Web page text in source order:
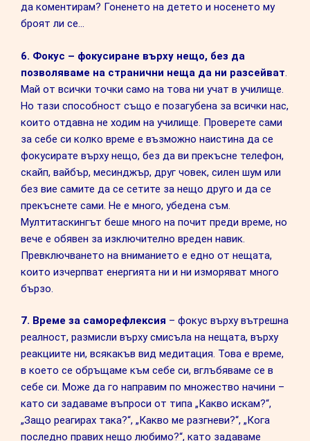
да коментирам? Гоненето на детето и носенето му
броят ли се…
6. Фокус – фокусиране върху нещо, без да
позволяваме на странични неща да ни разсейват.
Май от всички точки само на това ни учат в училище.
Но тази способност също е позагубена за всички нас,
които отдавна не ходим на училище. Проверете сами
за себе си колко време е възможно наистина да се
фокусирате върху нещо, без да ви прекъсне телефон,
скайп, вайбър, месинджър, друг човек, силен шум или
без вие самите да се сетите за нещо друго и да се
прекъснете сами. Не е много, убедена съм.
Мултитаскингът беше много на почит преди време, но
вече е обявен за изключително вреден навик.
Превключването на вниманието е едно от нещата,
които изчерпват енергията ни и ни изморяват много
бързо.
7. Време за саморефлексия – фокус върху вътрешна
реалност, размисли върху смисъла на нещата, върху
реакциите ни, всякакъв вид медитация. Това е време,
в което се обръщаме към себе си, вглъбяваме се в
себе си. Може да го направим по множество начини –
като си задаваме въпроси от типа „Какво искам?“,
„Защо реагирах така?“, „Какво ме разгневи?“, „Кога
последно правих нещо любимо?“, като задаваме